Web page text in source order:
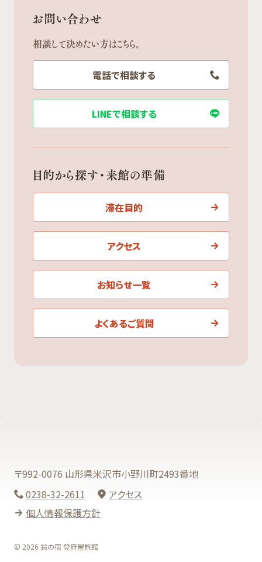
お問い合わせ
相談して決めたい方はこちら。
電話で相談する
LINEで相談する
目的から探す・来館の準備
滞在目的
アクセス
お知らせ一覧
よくあるご質問
〒992-0076 山形県米沢市小野川町2493番地
0238-32-2611
アクセス
個人情報保護方針
© 2026 鈴の宿 登府屋旅館